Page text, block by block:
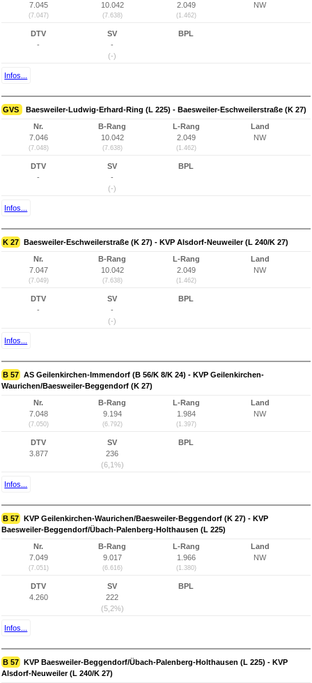
7.045
(7.047)
10.042
(7.638)
2.049
(1.462)
NW
DTV
-
SV
-
(-)
BPL
Infos...
GVS Baesweiler-Ludwig-Erhard-Ring (L 225) - Baesweiler-Eschweilerstraße (K 27)
Nr.
7.046
(7.048)
B-Rang
10.042
(7.638)
L-Rang
2.049
(1.462)
Land
NW
DTV
-
SV
-
(-)
BPL
Infos...
K 27 Baesweiler-Eschweilerstraße (K 27) - KVP Alsdorf-Neuweiler (L 240/K 27)
Nr.
7.047
(7.049)
B-Rang
10.042
(7.638)
L-Rang
2.049
(1.462)
Land
NW
DTV
-
SV
-
(-)
BPL
Infos...
B 57 AS Geilenkirchen-Immendorf (B 56/K 8/K 24) - KVP Geilenkirchen-
Waurichen/Baesweiler-Beggendorf (K 27)
Nr.
7.048
(7.050)
B-Rang
9.194
(6.792)
L-Rang
1.984
(1.397)
Land
NW
DTV
3.877
SV
236
(6,1%)
BPL
Infos...
B 57 KVP Geilenkirchen-Waurichen/Baesweiler-Beggendorf (K 27) - KVP
Baesweiler-Beggendorf/Übach-Palenberg-Holthausen (L 225)
Nr.
7.049
(7.051)
B-Rang
9.017
(6.616)
L-Rang
1.966
(1.380)
Land
NW
DTV
4.260
SV
222
(5,2%)
BPL
Infos...
B 57 KVP Baesweiler-Beggendorf/Übach-Palenberg-Holthausen (L 225) - KVP
Alsdorf-Neuweiler (L 240/K 27)